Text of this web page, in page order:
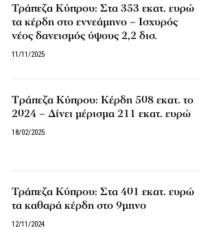
Τράπεζα Κύπρου: Στα 353 εκατ. ευρώ
τα κέρδη στο εννεάμηνο – Ισχυρός
νέος δανεισμός ύψους 2,2 δισ.
11/11/2025
Tράπεζα Κύπρου: Κέρδη 508 εκατ. το
2024 – Δίνει μέρισμα 211 εκατ. ευρώ
18/02/2025
Τράπεζα Κύπρου: Στα 401 εκατ. ευρώ
τα καθαρά κέρδη στο 9μηνο
12/11/2024